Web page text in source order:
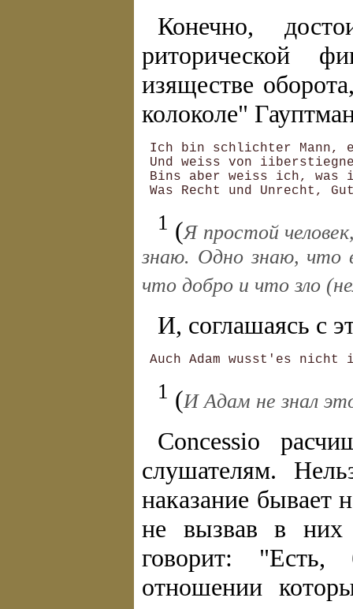
Конечно,
риторической
изяществе
колоколе"
Ich bin schlichter Mann,
Und weiss von
Bins aber weiss ich,
1 (Я простой
знаю. Одно знаю, что
что добро и что зло
И, соглашаясь с
1 (И Адам не знал
Concessio
слушателям.
наказание бывает
не вызвав в них
говорит: "Есть,
отношении